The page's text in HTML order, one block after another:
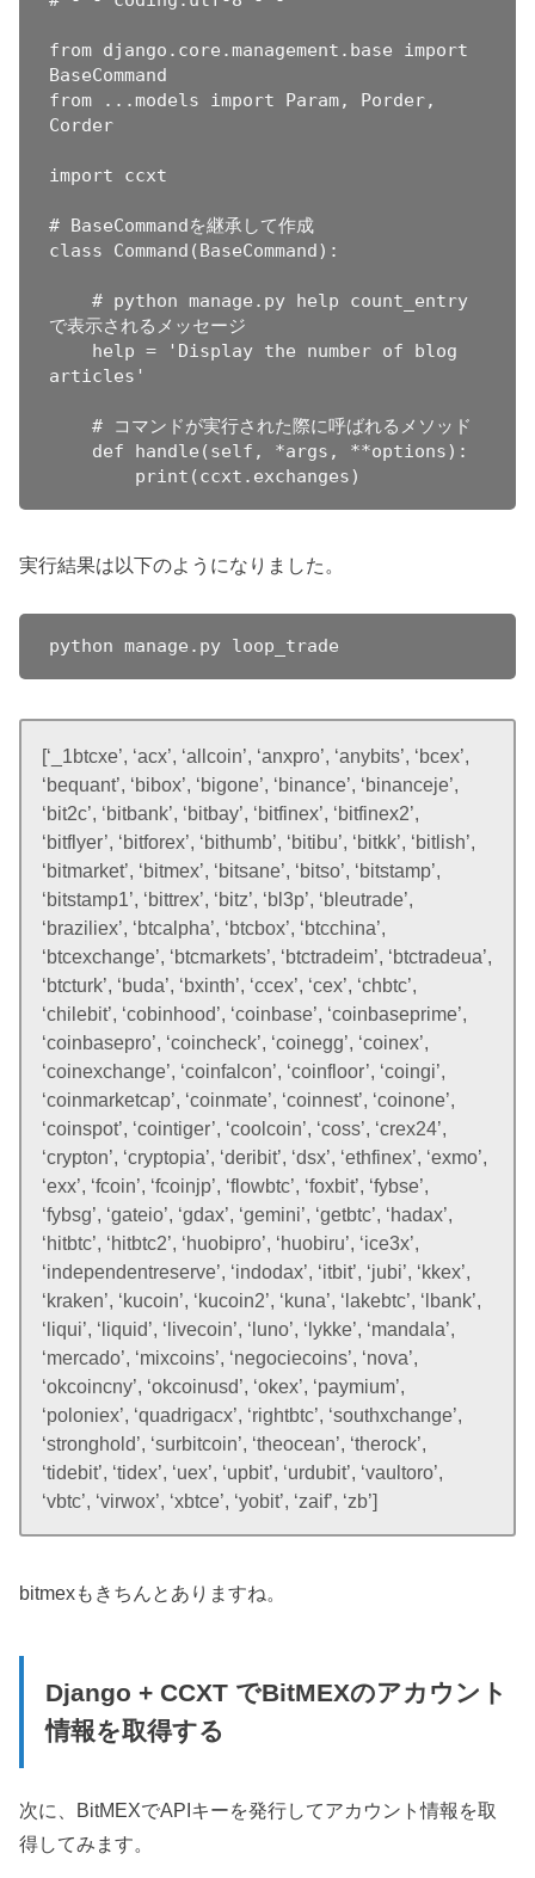
from django.core.management.base import
BaseCommand
from ...models import Param, Porder,
Corder
import ccxt
# BaseCommandを継承して作成
class Command(BaseCommand):
    # python manage.py help count_entry
で表示されるメッセージ
articles'
    # コマンドが実行された際に呼ばれるメソッド
        print(ccxt.exchanges)
実行結果は以下のようになりました。
python manage.py loop_trade
[‘_1btcxe’, ‘acx’, ‘allcoin’, ‘anxpro’, ‘anybits’, ‘bcex’,
‘bequant’, ‘bibox’, ‘bigone’, ‘binance’, ‘binanceje’,
‘bit2c’, ‘bitbank’, ‘bitbay’, ‘bitfinex’, ‘bitfinex2’,
‘bitflyer’, ‘bitforex’, ‘bithumb’, ‘bitibu’, ‘bitkk’, ‘bitlish’,
‘bitmarket’, ‘bitmex’, ‘bitsane’, ‘bitso’, ‘bitstamp’,
‘bitstamp1’, ‘bittrex’, ‘bitz’, ‘bl3p’, ‘bleutrade’,
‘braziliex’, ‘btcalpha’, ‘btcbox’, ‘btcchina’,
‘btcexchange’, ‘btcmarkets’, ‘btctradeim’, ‘btctradeua’,
‘btcturk’, ‘buda’, ‘bxinth’, ‘ccex’, ‘cex’, ‘chbtc’,
‘chilebit’, ‘cobinhood’, ‘coinbase’, ‘coinbaseprime’,
‘coinbasepro’, ‘coincheck’, ‘coinegg’, ‘coinex’,
‘coinexchange’, ‘coinfalcon’, ‘coinfloor’, ‘coingi’,
‘coinmarketcap’, ‘coinmate’, ‘coinnest’, ‘coinone’,
‘coinspot’, ‘cointiger’, ‘coolcoin’, ‘coss’, ‘crex24’,
‘crypton’, ‘cryptopia’, ‘deribit’, ‘dsx’, ‘ethfinex’, ‘exmo’,
‘exx’, ‘fcoin’, ‘fcoinjp’, ‘flowbtc’, ‘foxbit’, ‘fybse’,
‘fybsg’, ‘gateio’, ‘gdax’, ‘gemini’, ‘getbtc’, ‘hadax’,
‘hitbtc’, ‘hitbtc2’, ‘huobipro’, ‘huobiru’, ‘ice3x’,
‘independentreserve’, ‘indodax’, ‘itbit’, ‘jubi’, ‘kkex’,
‘kraken’, ‘kucoin’, ‘kucoin2’, ‘kuna’, ‘lakebtc’, ‘lbank’,
‘liqui’, ‘liquid’, ‘livecoin’, ‘luno’, ‘lykke’, ‘mandala’,
‘mercado’, ‘mixcoins’, ‘negociecoins’, ‘nova’,
‘okcoincny’, ‘okcoinusd’, ‘okex’, ‘paymium’,
‘poloniex’, ‘quadrigacx’, ‘rightbtc’, ‘southxchange’,
‘stronghold’, ‘surbitcoin’, ‘theocean’, ‘therock’,
‘tidebit’, ‘tidex’, ‘uex’, ‘upbit’, ‘urdubit’, ‘vaultoro’,
‘vbtc’, ‘virwox’, ‘xbtce’, ‘yobit’, ‘zaif’, ‘zb’]
bitmexもきちんとありますね。
Django + CCXT でBitMEXのアカウント
情報を取得する
次に、BitMEXでAPIキーを発行してアカウント情報を取
得してみます。